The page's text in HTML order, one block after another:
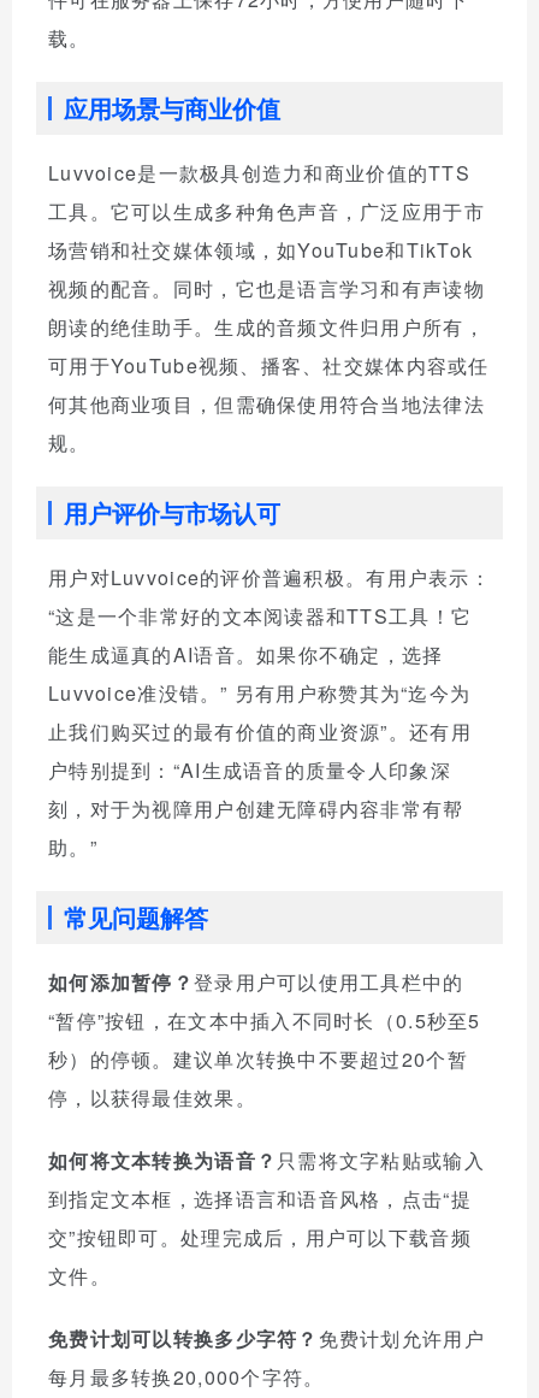
载。
应用场景与商业价值
Luvvoice是一款极具创造力和商业价值的TTS
工具。它可以生成多种角色声音，广泛应用于市
场营销和社交媒体领域，如YouTube和TikTok
视频的配音。同时，它也是语言学习和有声读物
朗读的绝佳助手。生成的音频文件归用户所有，
可用于YouTube视频、播客、社交媒体内容或任
何其他商业项目，但需确保使用符合当地法律法
规。
用户评价与市场认可
用户对Luvvoice的评价普遍积极。有用户表示：
“这是一个非常好的文本阅读器和TTS工具！它
能生成逼真的AI语音。如果你不确定，选择
Luvvoice准没错。” 另有用户称赞其为“迄今为
止我们购买过的最有价值的商业资源”。还有用
户特别提到：“AI生成语音的质量令人印象深
刻，对于为视障用户创建无障碍内容非常有帮
助。”
常见问题解答
如何添加暂停？登录用户可以使用工具栏中的
“暂停”按钮，在文本中插入不同时长（0.5秒至5
秒）的停顿。建议单次转换中不要超过20个暂
停，以获得最佳效果。
如何将文本转换为语音？ 只需将文字粘贴或输入
到指定文本框，选择语言和语音风格，点击“提
交”按钮即可。处理完成后，用户可以下载音频
文件。
免费计划可以转换多少字符？ 免费计划允许用户
每月最多转换20,000个字符。